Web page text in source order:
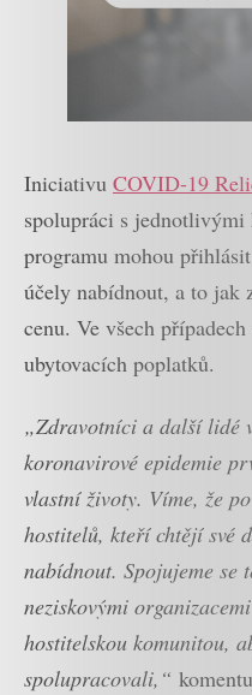
Iniciativu COVID-19
spolupráci s
programu mohou
účely nabídnout, a to jak
cenu. Ve všech
ubytovacích poplatků.
„Zdravotníci a další lidé
koronavirové epidemie
vlastní životy. Víme, že
hostitelů, kteří chtějí své
nabídnout. Spojujeme se
neziskovými
hostitelskou komunitou,
spolupracovali,“